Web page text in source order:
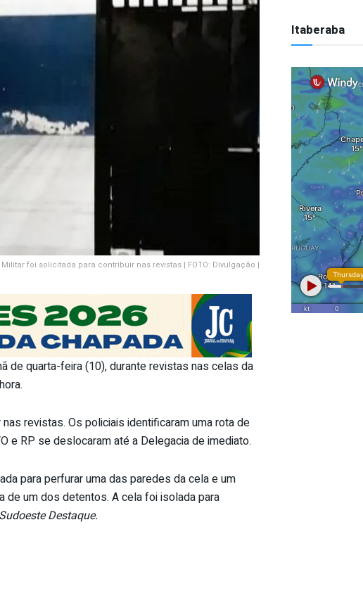
foi solicitada para contribuir nas revistas | FOTO: Divulgação |
de quarta-feira (10), durante revistas nas celas da
revistas. Os policiais identificaram uma rota de
e RP se deslocaram até a Delegacia de imediato.
para perfurar uma das paredes da cela e um
de um dos detentos. A cela foi isolada para
Destaque.
Itaberaba